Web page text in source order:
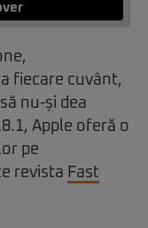
fiecare cuvânt,
nu-și dea
Apple oferă o
pe
revista Fast